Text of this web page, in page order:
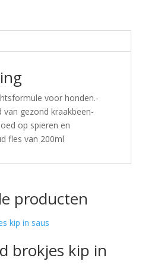
voor honden.-
gezond kraakbeen-
op spieren en
fles van 200ml
producten
brokjes kip in